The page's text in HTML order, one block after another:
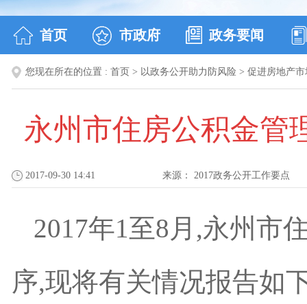
首页 市政府 政务要闻
您现在所在的位置 : 首页 > 以政务公开助力防风险 > 促进房地产
永州市住房公积金管
2017-09-30 14:41 来源： 2017政务公开工作要点
2017年1至8月,永州市
序,现将有关情况报告如